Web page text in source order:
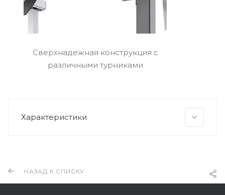
Сверхнадежная конструкция с
различными турниками
Характеристики
НАЗАД К СПИСКУ